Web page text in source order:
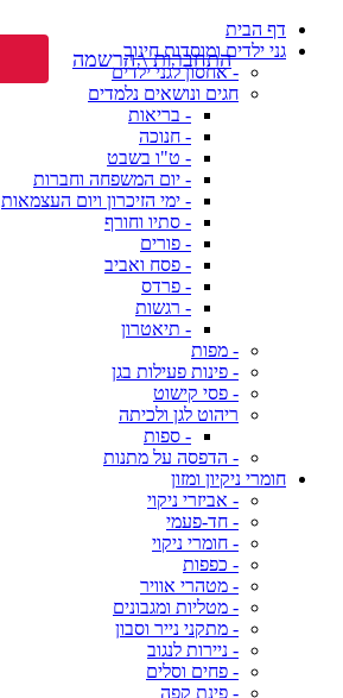
דף הבית
גני ילדים ומוסדות חינוך
- אחסון לגני ילדים
חגים ונושאים נלמדים
- בריאות
- חנוכה
- ט"ו בשבט
- יום המשפחה וחברות
- ימי הזיכרון ויום העצמאות
- סתיו וחורף
- פורים
- פסח ואביב
- פרדס
- רגשות
- תיאטרון
- מפות
- פינות פעילות בגן
- פסי קישוט
ריהוט לגן ולכיתה
- ספות
- הדפסה על מתנות
חומרי ניקיון ומזון
- אביזרי ניקוי
- חד-פעמי
- חומרי ניקוי
- כפפות
- מטהרי אוויר
- מטליות ומגבונים
- מתקני נייר וסבון
- ניירות לנגוב
- פחים וסלים
- פינת קפה
התחברות \ הרשמה